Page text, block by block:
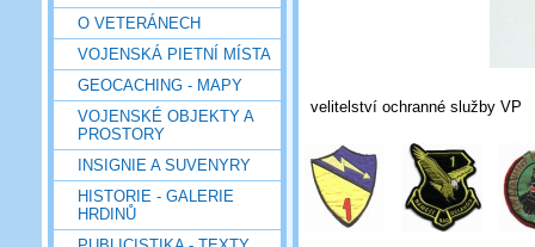
O VETERÁNECH
VOJENSKÁ PIETNÍ MÍSTA
GEOCACHING - MAPY
VOJENSKÉ OBJEKTY A
PROSTORY
INSIGNIE A SUVENYRY
HISTORIE - GALERIE
HRDINŮ
velitelství ochranné služby VP